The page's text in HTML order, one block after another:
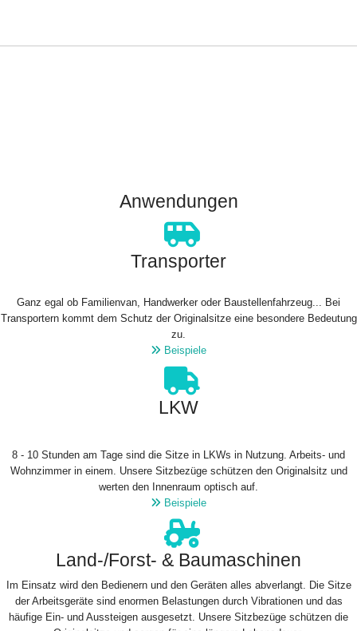
Anwendungen
Transporter
Ganz egal ob Familienvan, Handwerker oder Baustellenfahrzeug... Bei
Transportern kommt dem Schutz der Originalsitze eine besondere Bedeutung
zu.
Beispiele
LKW
8 - 10 Stunden am Tage sind die Sitze in LKWs in Nutzung. Arbeits- und
Wohnzimmer in einem. Unsere Sitzbezüge schützen den Originalsitz und
werten den Innenraum optisch auf.
Beispiele
Land-/Forst- & Baumaschinen
Im Einsatz wird den Bedienern und den Geräten alles abverlangt. Die Sitze
der Arbeitsgeräte sind enormen Belastungen durch Vibrationen und das
häufige Ein- und Aussteigen ausgesetzt. Unsere Sitzbezüge schützen die